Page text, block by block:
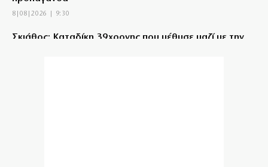
8|08|2026 | 9:30
Σκιάθος: Καταδίκη 39χρονης που μέθυσε μαζί με την